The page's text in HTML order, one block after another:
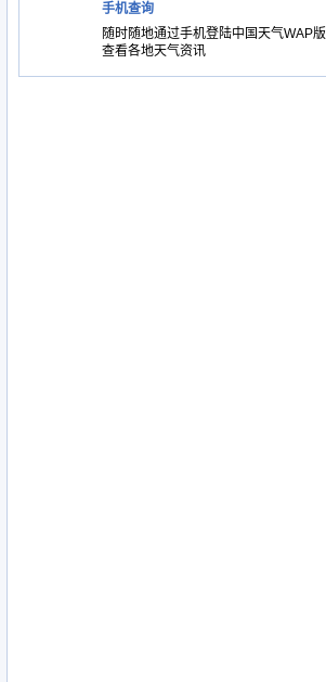
手机查询
随时随地通过手机登陆中国天气WAP版
查看各地天气资讯